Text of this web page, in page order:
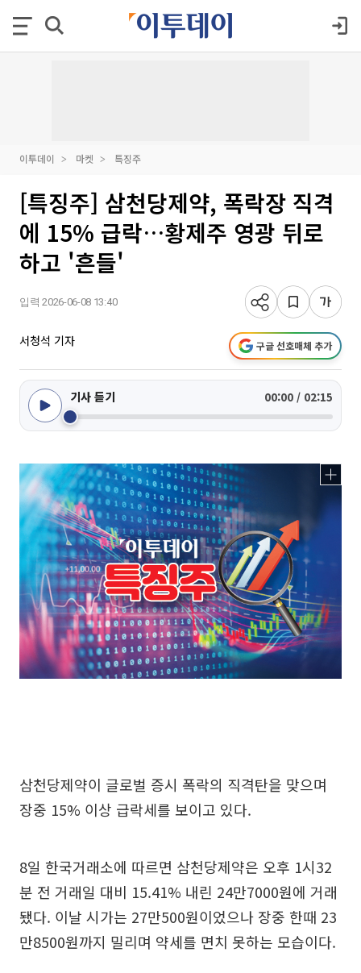
이투데이 마켓 특징주
[특징주] 삼천당제약, 폭락장 직격
에 15% 급락…황제주 영광 뒤로
하고 '흔들'
입력 2026-06-08 13:40
서청석 기자 구글 선호매체 추가
기사 듣기 00:00 / 02:15
삼천당제약이 글로벌 증시 폭락의 직격탄을 맞으며
장중 15% 이상 급락세를 보이고 있다.
8일 한국거래소에 따르면 삼천당제약은 오후 1시32
분 전 거래일 대비 15.41% 내린 24만7000원에 거래
됐다. 이날 시가는 27만500원이었으나 장중 한때 23
만8500원까지 밀리며 약세를 면치 못하는 모습이다.